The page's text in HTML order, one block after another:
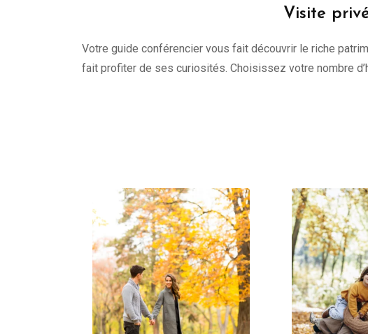
Visite
Votre guide conférencier vous fait découvrir le riche
fait profiter de ses curiosités. Choisissez votre nombre